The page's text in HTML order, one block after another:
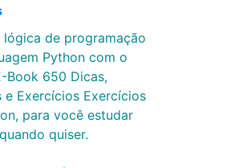
lógica de programação
Python com o
Book 650 Dicas,
e Exercícios Exercícios
para você estudar
quiser.